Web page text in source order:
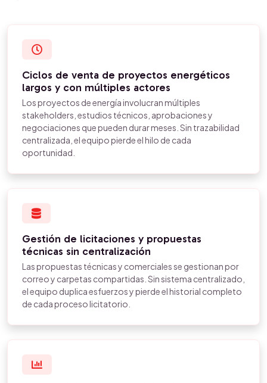
Ciclos de venta de proyectos energéticos
largos y con múltiples actores
Los proyectos de energía involucran múltiples
stakeholders, estudios técnicos, aprobaciones y
negociaciones que pueden durar meses. Sin trazabilidad
centralizada, el equipo pierde el hilo de cada
oportunidad.
Gestión de licitaciones y propuestas
técnicas sin centralización
Las propuestas técnicas y comerciales se gestionan por
correo y carpetas compartidas. Sin sistema centralizado,
el equipo duplica esfuerzos y pierde el historial completo
de cada proceso licitatorio.